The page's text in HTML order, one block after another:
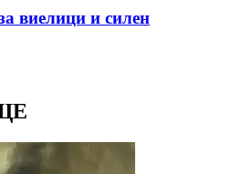
виелици и силен